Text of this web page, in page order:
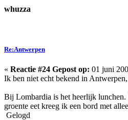
whuzza
Re:Antwerpen
« Reactie #24 Gepost op: 01 juni
Ik ben niet echt bekend in
Bij Lombardia is het heerlijk lunchen.
groente eet kreeg ik een bord met
Gelogd